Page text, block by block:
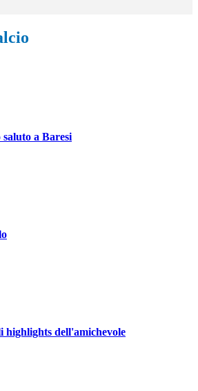
a Baresi
highlights dell'amichevole